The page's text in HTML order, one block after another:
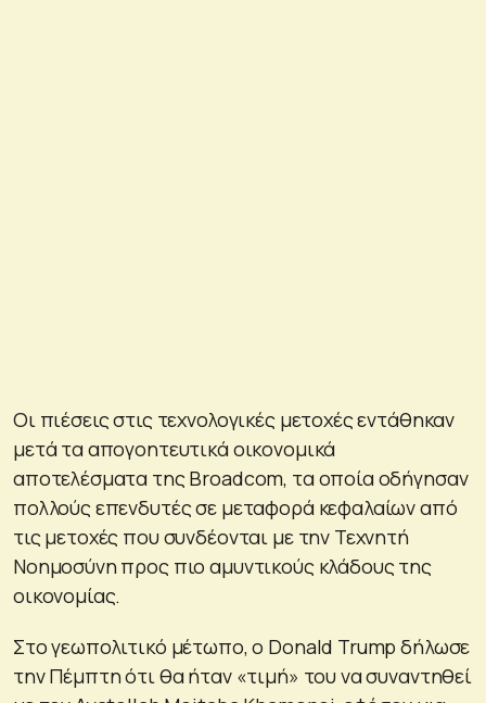
Οι πιέσεις στις τεχνολογικές μετοχές εντάθηκαν
μετά τα απογοητευτικά οικονομικά
αποτελέσματα της Broadcom, τα οποία οδήγησαν
πολλούς επενδυτές σε μεταφορά κεφαλαίων από
τις μετοχές που συνδέονται με την Τεχνητή
Νοημοσύνη προς πιο αμυντικούς κλάδους της
οικονομίας.
Στο γεωπολιτικό μέτωπο, ο Donald Trump δήλωσε
την Πέμπτη ότι θα ήταν «τιμή» του να συναντηθεί